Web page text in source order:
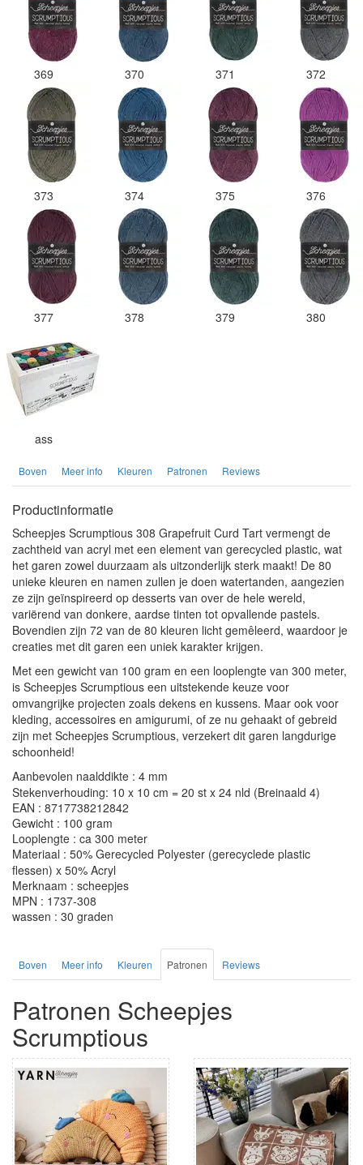
369 370 371 372
373 374 375 376
377 378 379 380
ass
Boven Meer info Kleuren Patronen Reviews
Productinformatie
Scheepjes Scrumptious 308 Grapefruit Curd Tart vermengt de
zachtheid van acryl met een element van gerecycled plastic, wat
het garen zowel duurzaam als uitzonderlijk sterk maakt! De 80
unieke kleuren en namen zullen je doen watertanden, aangezien
ze zijn geïnspireerd op desserts van over de hele wereld,
variërend van donkere, aardse tinten tot opvallende pastels.
Bovendien zijn 72 van de 80 kleuren licht gemêleerd, waardoor je
creaties met dit garen een uniek karakter krijgen.
Met een gewicht van 100 gram en een looplengte van 300 meter,
is Scheepjes Scrumptious een uitstekende keuze voor
omvangrijke projecten zoals dekens en kussens. Maar ook voor
kleding, accessoires en amigurumi, of ze nu gehaakt of gebreid
zijn met Scheepjes Scrumptious, verzekert dit garen langdurige
schoonheid!
Aanbevolen naalddikte : 4 mm
Stekenverhouding: 10 x 10 cm = 20 st x 24 nld (Breinaald 4)
EAN : 8717738212842
Gewicht : 100 gram
Looplengte : ca 300 meter
Materiaal : 50% Gerecycled Polyester (gerecyclede plastic
flessen) x 50% Acryl
Merknaam : scheepjes
MPN : 1737-308
wassen : 30 graden
Boven Meer info Kleuren Patronen Reviews
Patronen Scheepjes
Scrumptious